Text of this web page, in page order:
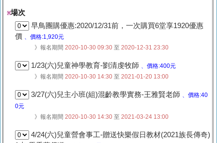
※場次
早鳥團購優惠:2020/12/31前，一次購買6堂享1920優惠
價 、價格:1,920元
》報名期間 2020-10-30 09:30 至 2020-12-31 23:30
1/23(六)兒童神學教育-劉清虔牧師 、價格:400元
》報名期間 2020-10-30 14:30 至 2021-01-20 13:00
3/27(六)兒主小班(組)混齡教學實務-王雅賢老師 、價格:40
0元
》報名期間 2020-10-30 14:30 至 2021-03-24 13:00
4/24(六)兒童營會事工-贈送快樂假日教材(2021族長傳奇)